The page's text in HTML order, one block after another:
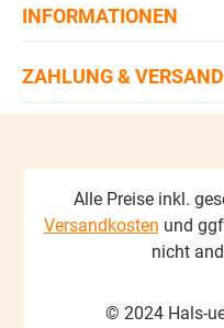
INFORMATIONEN
ZAHLUNG & VERSAND
Alle Preise inkl.
Versandkosten und
nicht
© 2024 Hals-